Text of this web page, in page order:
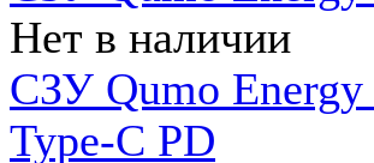
Нет в наличии
СЗУ Qumo
Type-C PD